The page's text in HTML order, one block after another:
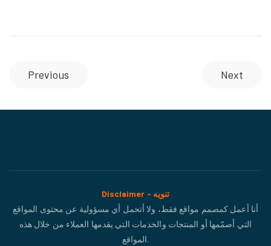
Previous Next
Disclaimer - تنويه
أنا أعمل كمصمم مواقع فقط، ولا أتحمل أي مسؤولية عن محتوى المواقع
التي أصمّمها أو المنتجات والخدمات التي يقدمها العملاء من خلال هذه
المواقع.